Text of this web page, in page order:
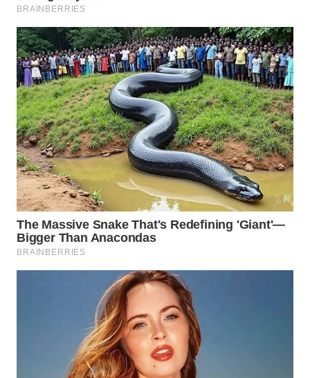
TEBING
WN
PAKPAK
WN
KARAWANG
WN
BEKASI
WN
BOGOR